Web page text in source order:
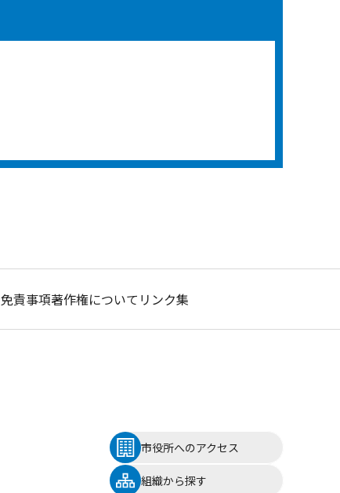
免責事項著作権について リンク集
市役所へのアクセス
組織から探す